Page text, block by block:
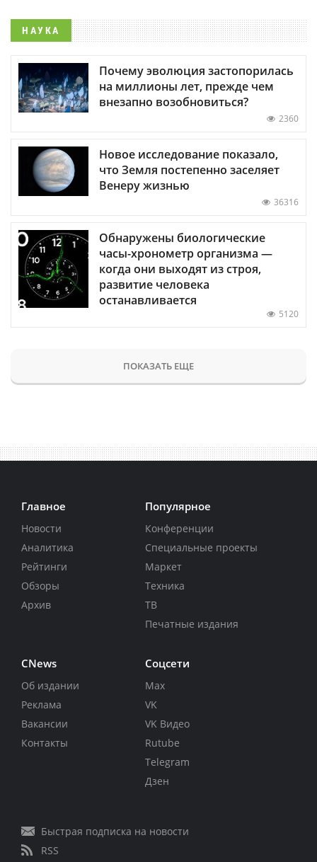
НАУКА
Почему эволюция застопорилась
на миллионы лет, прежде чем
внезапно возобновиться?
2360
Новое исследование показало,
что Земля постепенно заселяет
Венеру жизнью
36316
Обнаружены биологические
часы-хронометр организма —
когда они выходят из строя,
развитие человека
останавливается
5120
ПОКАЗАТЬ ЕЩЕ
Главное
Новости
Аналитика
Рейтинги
Обзоры
Архив
Популярное
Конференции
Специальные проекты
Маркет
Техника
ТВ
Печатные издания
CNews
Об издании
Реклама
Вакансии
Контакты
Соцсети
Max
VK
VK Видео
Rutube
Telegram
Дзен
Быстрая подписка на новости
RSS